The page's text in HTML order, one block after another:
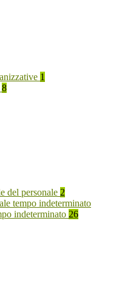
1
8
del personale 2
tempo indeterminato
indeterminato 26